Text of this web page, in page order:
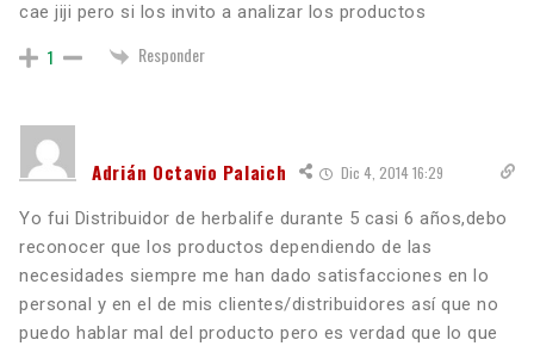
cae jiji pero si los invito a analizar los productos
1 Responder
Adrián Octavio Palaich Dic 4, 2014 16:29
Yo fui Distribuidor de herbalife durante 5 casi 6 años,debo
reconocer que los productos dependiendo de las
necesidades siempre me han dado satisfacciones en lo
personal y en el de mis clientes/distribuidores así que no
puedo hablar mal del producto pero es verdad que lo que